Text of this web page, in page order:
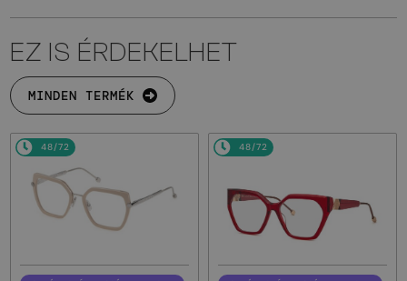
EZ IS ÉRDEKELHET
MINDEN TERMÉK
48/72 48/72